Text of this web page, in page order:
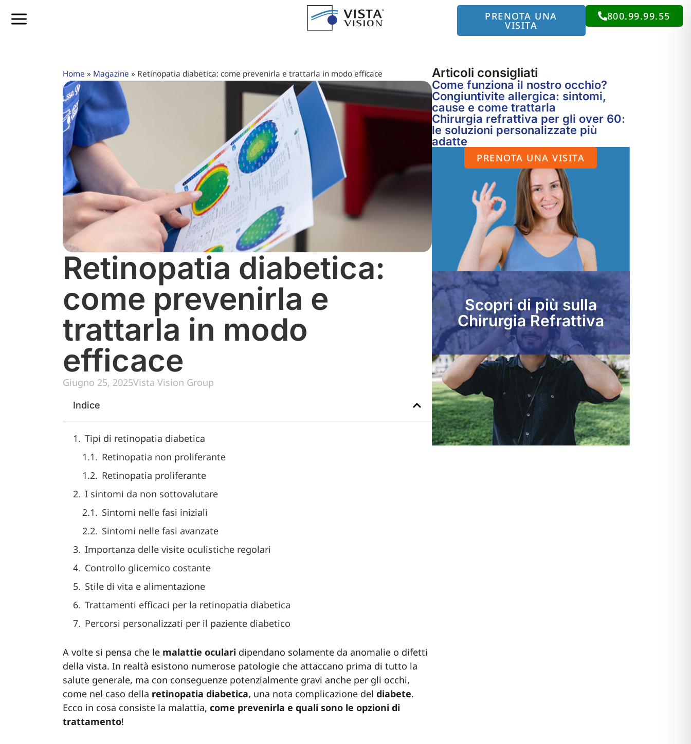
PRENOTA UNA
VISITA
800.99.99.55
Home » Magazine » Retinopatia diabetica: come prevenirla e trattarla in modo efficace
Retinopatia diabetica:
come prevenirla e
trattarla in modo
efficace
Giugno 25, 2025Vista Vision Group
Indice
Tipi di retinopatia diabetica
Retinopatia non proliferante
Retinopatia proliferante
I sintomi da non sottovalutare
Sintomi nelle fasi iniziali
Sintomi nelle fasi avanzate
Importanza delle visite oculistiche regolari
Controllo glicemico costante
Stile di vita e alimentazione
Trattamenti efficaci per la retinopatia diabetica
Percorsi personalizzati per il paziente diabetico
A volte si pensa che le malattie oculari dipendano solamente da anomalie o difetti
della vista. In realtà esistono numerose patologie che attaccano prima di tutto la
salute generale, ma con conseguenze potenzialmente gravi anche per gli occhi,
come nel caso della retinopatia diabetica, una nota complicazione del diabete.
Ecco in cosa consiste la malattia, come prevenirla e quali sono le opzioni di
trattamento!
Articoli consigliati
Come funziona il nostro occhio?
Congiuntivite allergica: sintomi,
cause e come trattarla
Chirurgia refrattiva per gli over 60:
le soluzioni personalizzate più
adatte
PRENOTA UNA VISITA
Scopri di più sulla
Chirurgia Refrattiva